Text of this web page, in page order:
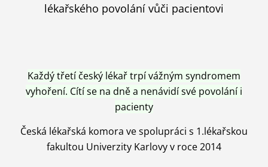
lékařského povolání vůči pacientovi
Každý třetí český lékař trpí vážným syndromem
vyhoření. Cítí se na dně a nenávidí své povolání i
pacienty
Česká lékařská komora ve spolupráci s 1.lékařskou
fakultou Univerzity Karlovy v roce 2014